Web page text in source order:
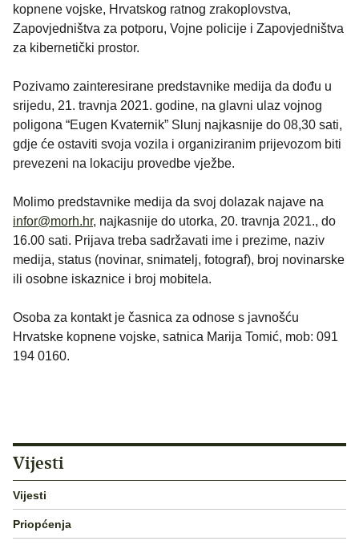
kopnene vojske, Hrvatskog ratnog zrakoplovstva,
Zapovjedništva za potporu, Vojne policije i Zapovjedništva
za kibernetički prostor.
Pozivamo zainteresirane predstavnike medija da dođu u
srijedu, 21. travnja 2021. godine, na glavni ulaz vojnog
poligona “Eugen Kvaternik” Slunj najkasnije do 08,30 sati,
gdje će ostaviti svoja vozila i organiziranim prijevozom biti
prevezeni na lokaciju provedbe vježbe.
Molimo predstavnike medija da svoj dolazak najave na
infor@morh.hr, najkasnije do utorka, 20. travnja 2021., do
16.00 sati. Prijava treba sadržavati ime i prezime, naziv
medija, status (novinar, snimatelj, fotograf), broj novinarske
ili osobne iskaznice i broj mobitela.
Osoba za kontakt je časnica za odnose s javnošću
Hrvatske kopnene vojske, satnica Marija Tomić, mob: 091
194 0160.
Vijesti
Vijesti
Priopćenja